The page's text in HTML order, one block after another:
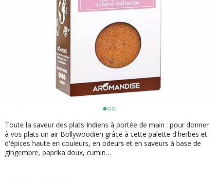
Toute la saveur des plats Indiens à portée de main : pour donner
à vos plats un air Bollywoodien grâce à cette palette d'herbes et
d'épices haute en couleurs, en odeurs et en saveurs à base de
gingembre, paprika doux, cumin…